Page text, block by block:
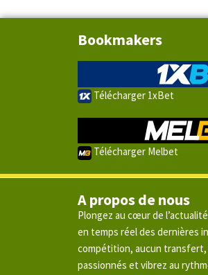
Bookmakers
Télécharger 1xBet
Télécharger Melbet
A propos de nous
Plongez au cœur de
en temps réel des dernières
compétition, aucun
passionnés et vibrez au